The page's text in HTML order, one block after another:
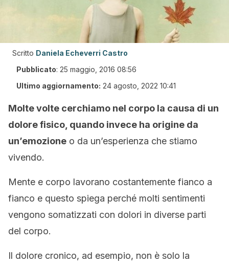
Scritto Daniela Echeverri Castro
Pubblicato: 25 maggio, 2016 08:56
Ultimo aggiornamento: 24 agosto, 2022 10:41
Molte volte cerchiamo nel corpo la causa di un
dolore fisico, quando invece ha origine da
un’emozione o da un’esperienza che stiamo
vivendo.
Mente e corpo lavorano costantemente fianco a
fianco e questo spiega perché molti sentimenti
vengono somatizzati con dolori in diverse parti
del corpo.
Il dolore cronico, ad esempio, non è solo la